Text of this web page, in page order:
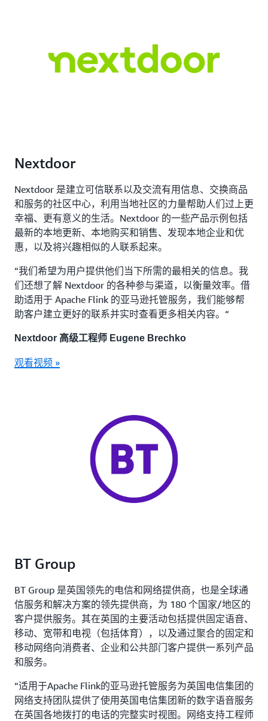
Nextdoor
Nextdoor 是建立可信联系以及交流有用信息、交换商品
和服务的社区中心，利用当地社区的力量帮助人们过上更
幸福、更有意义的生活。Nextdoor 的一些产品示例包括
最新的本地更新、本地购买和销售、发现本地企业和优
惠，以及将兴趣相似的人联系起来。
“我们希望为用户提供他们当下所需的最相关的信息。我
们还想了解 Nextdoor 的各种参与渠道，以衡量效率。借
助适用于 Apache Flink 的亚马逊托管服务，我们能够帮
助客户建立更好的联系并实时查看更多相关内容。“
Nextdoor 高级工程师 Eugene Brechko
观看视频 »
BT Group
BT Group 是英国领先的电信和网络提供商，也是全球通
信服务和解决方案的领先提供商，为 180 个国家/地区的
客户提供服务。其在英国的主要活动包括提供固定语音、
移动、宽带和电视（包括体育），以及通过聚合的固定和
移动网络向消费者、企业和公共部门客户提供一系列产品
和服务。
“适用于Apache Flink的亚马逊托管服务为英国电信集团的
网络支持团队提供了使用英国电信集团新的数字语音服务
在英国各地拨打的电话的完整实时视图。网络支持工程师